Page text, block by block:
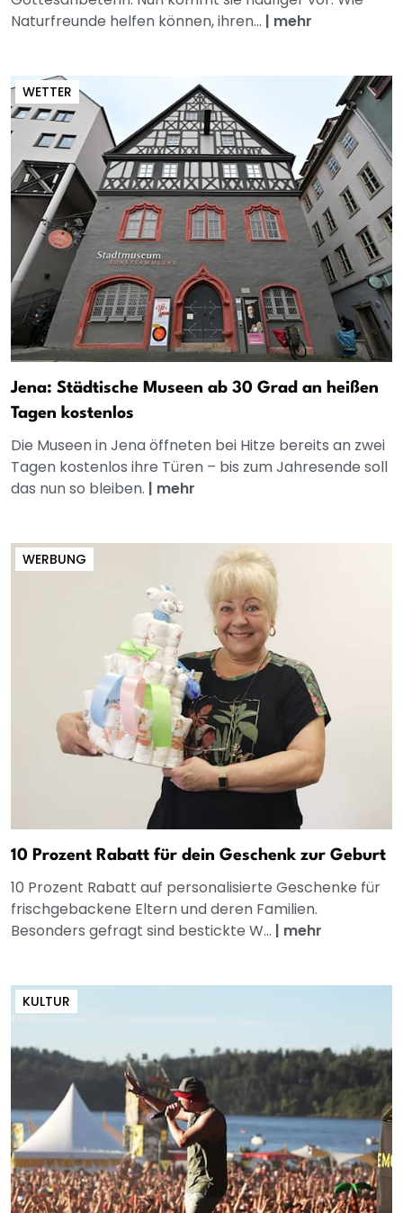
Naturfreunde helfen können, ihren... | mehr
WETTER
Jena: Städtische Museen ab 30 Grad an heißen
Tagen kostenlos
Die Museen in Jena öffneten bei Hitze bereits an zwei
Tagen kostenlos ihre Türen – bis zum Jahresende soll
das nun so bleiben. | mehr
WERBUNG
10 Prozent Rabatt für dein Geschenk zur Geburt
10 Prozent Rabatt auf personalisierte Geschenke für
frischgebackene Eltern und deren Familien.
Besonders gefragt sind bestickte W... | mehr
KULTUR